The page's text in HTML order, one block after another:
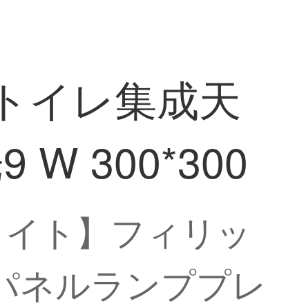
イレ集成天
W 300*300
ト】フィリッ
ネルランププレ